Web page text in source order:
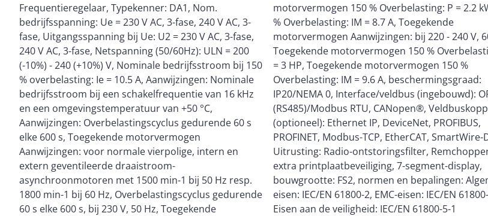
Frequentieregelaar, Typekenner: DA1, Nom.
bedrijfsspanning: Ue = 230 V AC, 3-fase, 240 V AC, 3-
fase, Uitgangsspanning bij Ue: U2 = 230 V AC, 3-fase,
240 V AC, 3-fase, Netspanning (50/60Hz): ULN = 200
(-10%) - 240 (+10%) V, Nominale bedrijfsstroom bij 150
% overbelasting: Ie = 10.5 A, Aanwijzingen: Nominale
bedrijfsstroom bij een schakelfrequentie van 16 kHz
en een omgevingstemperatuur van +50 °C,
Aanwijzingen: Overbelastingscyclus gedurende 60 s
elke 600 s, Toegekende motorvermogen
Aanwijzingen: voor normale vierpolige, intern en
extern geventileerde draaistroom-
asynchroonmotoren met 1500 min-1 bij 50 Hz resp.
1800 min-1 bij 60 Hz, Overbelastingscyclus gedurende
60 s elke 600 s, bij 230 V, 50 Hz, Toegekende
motorvermogen 150 % Overbelasting: P = 2.2 kW, 150
% Overbelasting: IM = 8.7 A, Toegekende
motorvermogen Aanwijzingen: bij 220 - 240 V, 60 Hz,
Toegekende motorvermogen 150 % Overbelasting: P
= 3 HP, Toegekende motorvermogen 150 %
Overbelasting: IM = 9.6 A, beschermingsgraad:
IP20/NEMA 0, Interface/veldbus (ingebouwd): OP-Bus
(RS485)/Modbus RTU, CANopen®, Veldbuskoppeling
(optioneel): Ethernet IP, DeviceNet, PROFIBUS,
PROFINET, Modbus-TCP, EtherCAT, SmartWire-DT,
Uitrusting: Radio-ontstoringsfilter, Remchopper,
extra printplaatbeveiliging, 7-segment-display,
bouwgrootte: FS2, normen en bepalingen: Algemene
eisen: IEC/EN 61800-2, EMC-eisen: IEC/EN 61800-3,
Eisen aan de veiligheid: IEC/EN 61800-5-1